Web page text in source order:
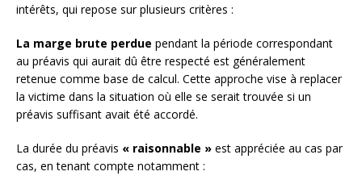
intérêts, qui repose sur plusieurs critères :
La marge brute perdue pendant la période correspondant
au préavis qui aurait dû être respecté est généralement
retenue comme base de calcul. Cette approche vise à replacer
la victime dans la situation où elle se serait trouvée si un
préavis suffisant avait été accordé.
La durée du préavis « raisonnable » est appréciée au cas par
cas, en tenant compte notamment :